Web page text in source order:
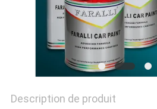
CONFIDENTIALITÉ
Description de produit